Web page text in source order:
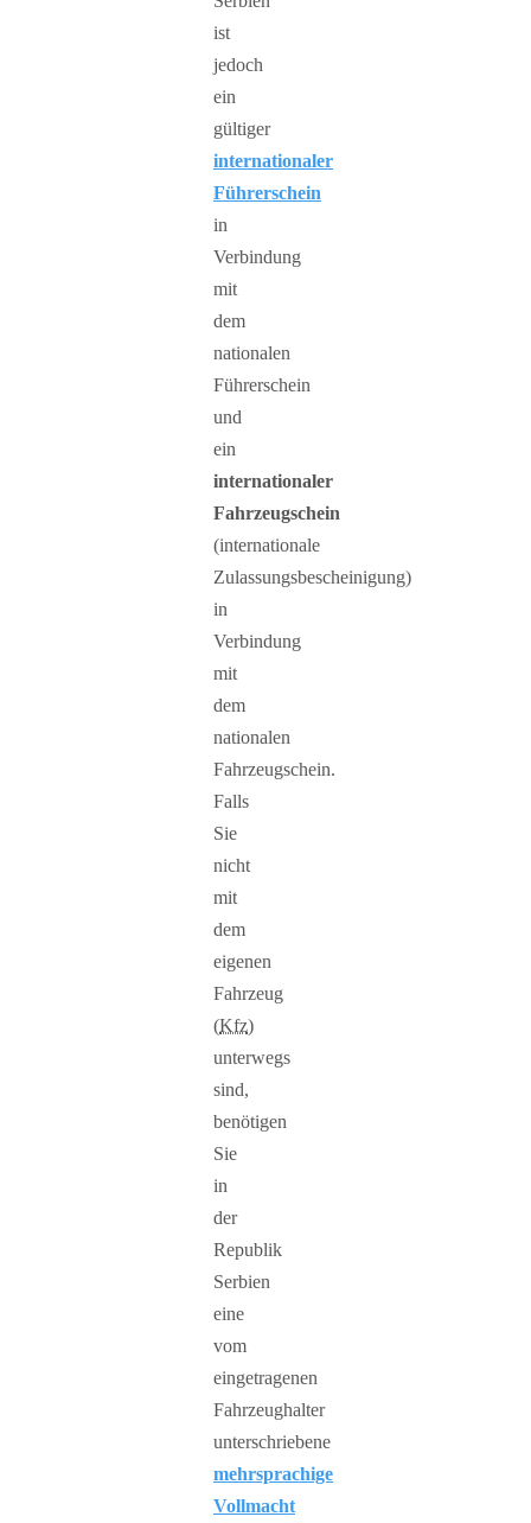
ist
jedoch
ein
gültiger
internationaler
Führerschein
in
Verbindung
mit
dem
nationalen
Führerschein
und
ein
internationaler
Fahrzeugschein
(internationale
Zulassungsbescheinigung)
in
Verbindung
mit
dem
nationalen
Fahrzeugschein.
Falls
Sie
nicht
mit
dem
eigenen
Fahrzeug
(Kfz)
unterwegs
sind,
benötigen
Sie
in
der
Republik
Serbien
eine
vom
eingetragenen
Fahrzeughalter
unterschriebene
mehrsprachige
Vollmacht